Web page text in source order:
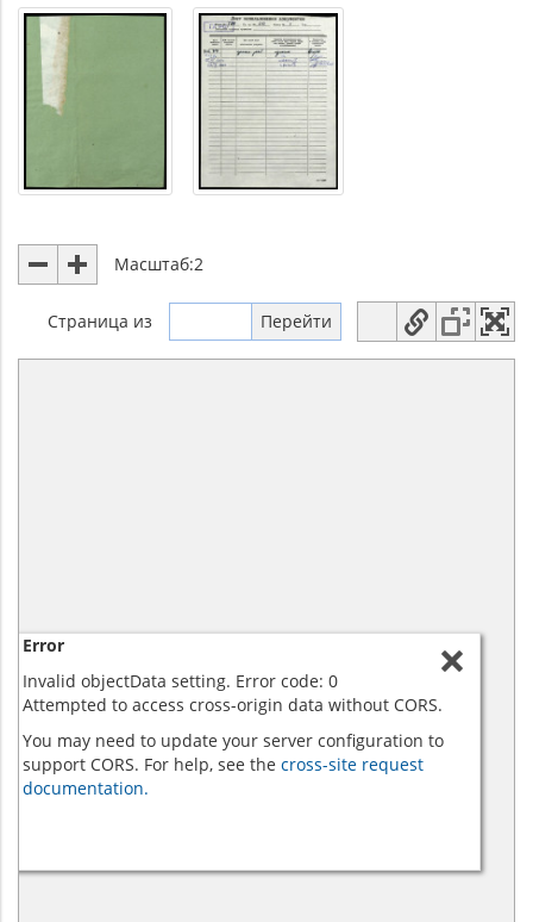
Масштаб:2
Страница из
Error
Invalid objectData setting. Error code: 0
Attempted to access cross-origin data without CORS.
You may need to update your server configuration to
support CORS. For help, see the cross-site request
documentation.